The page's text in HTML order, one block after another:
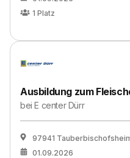
1 Platz
Ausbildung zum
beiE center Dürr
97941
01.09.2026